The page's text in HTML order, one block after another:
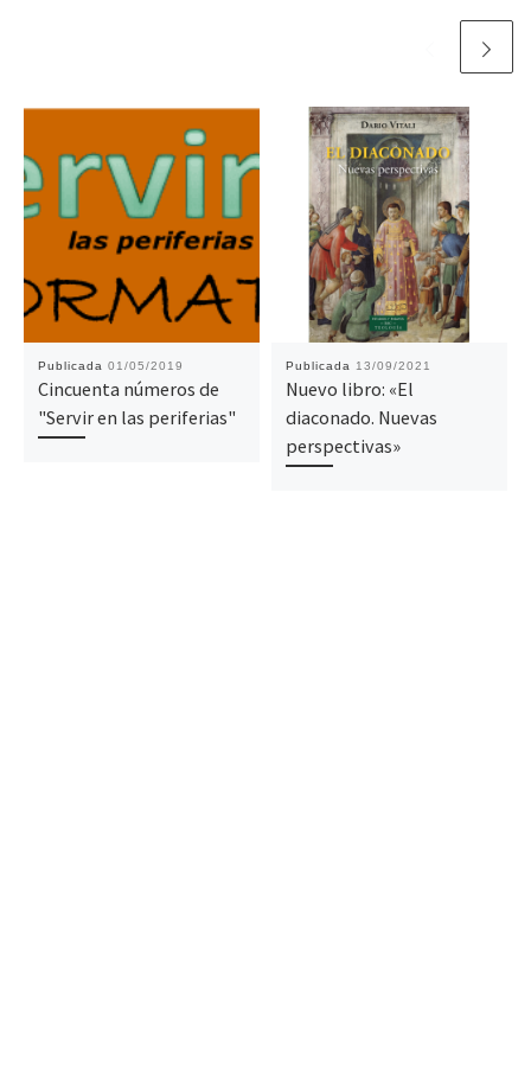
Publicada 01/05/2019
Cincuenta números de
"Servir en las periferias"
Publicada 13/09/2021
Nuevo libro: «El
diaconado. Nuevas
perspectivas»